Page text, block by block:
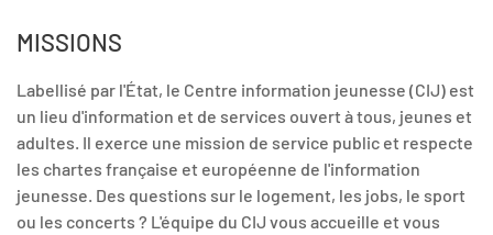
MISSIONS
Labellisé par l'État, le Centre information jeunesse (CIJ) est
un lieu d'information et de services ouvert à tous, jeunes et
adultes. Il exerce une mission de service public et respecte
les chartes française et européenne de l'information
jeunesse. Des questions sur le logement, les jobs, le sport
ou les concerts ? L'équipe du CIJ vous accueille et vous